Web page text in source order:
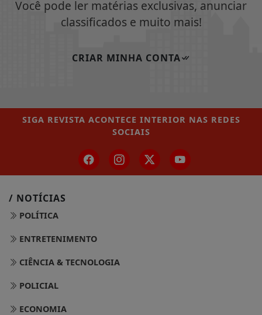
Você pode ler matérias exclusivas, anunciar
classificados e muito mais!
CRIAR MINHA CONTA
SIGA REVISTA ACONTECE INTERIOR NAS REDES
SOCIAIS
/ NOTÍCIAS
POLÍTICA
ENTRETENIMENTO
CIÊNCIA & TECNOLOGIA
POLICIAL
ECONOMIA